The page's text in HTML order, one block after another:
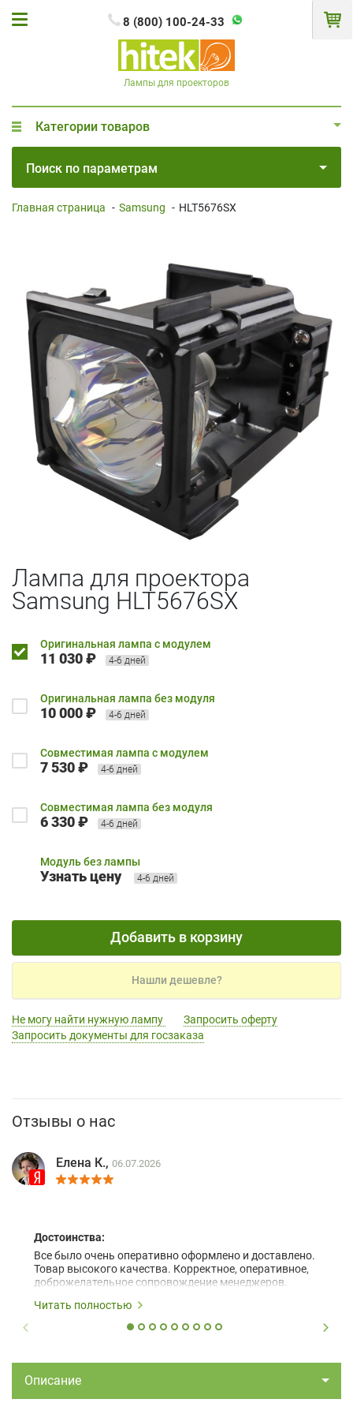
8 (800) 100-24-33
Лампы для проекторов
Категории товаров
Поиск по параметрам
Главная страница - Samsung - HLT5676SX
Лампа для проектора
Samsung HLT5676SX
Оригинальная лампа с модулем
11 030 ₽ 4-6 дней
Оригинальная лампа без модуля
10 000 ₽ 4-6 дней
Совместимая лампа с модулем
7 530 ₽ 4-6 дней
Совместимая лампа без модуля
6 330 ₽ 4-6 дней
Модуль без лампы
Узнать цену 4-6 дней
Добавить в корзину
Нашли дешевле?
Не могу найти нужную лампу
Запросить оферту
Запросить документы для госзаказа
Отзывы о нас
Елена К., 06.07.2026
Достоинства:
Все было очень оперативно оформлено и доставлено.
Товар высокого качества. Корректное, оперативное,
доброжелательное сопровождение менеджеров.
Читать полностью
Описание